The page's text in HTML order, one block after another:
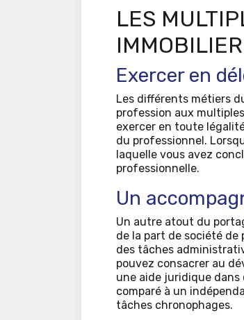
LES
IMMOBILIER
Exercer en
Les différents métiers
profession aux
exercer en toute
du professionnel.
laquelle vous avez
professionnelle.
Un
Un autre atout du
de la part de société
des tâches
pouvez consacrer au
une aide juridique dans
comparé à un
tâches chronophages.